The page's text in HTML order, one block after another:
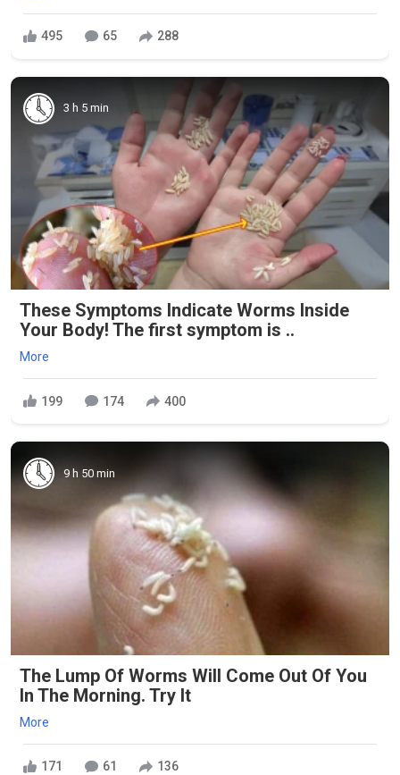
495 65 288
3 h 5 min
These Symptoms Indicate Worms Inside
Your Body! The first symptom is ..
More
199 174 400
9 h 50 min
The Lump Of Worms Will Come Out Of You
In The Morning. Try It
More
171 61 136